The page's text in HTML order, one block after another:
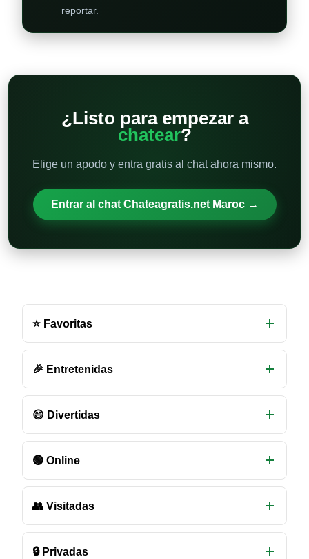
reportar.
¿Listo para empezar a
chatear?
Elige un apodo y entra gratis al chat ahora mismo.
Entrar al chat Chateagratis.net Maroc →
de
chat
disponibles
⭐ Favoritas
🎉 Entretenidas
😄 Divertidas
🟢 Online
👥 Visitadas
🔒 Privadas